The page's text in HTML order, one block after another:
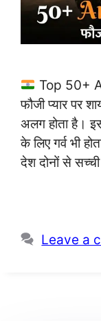
Top 50+
फौजी प्यार पर
अलग होता है।
के लिए गर्व भी
देश दोनों से
Leave a